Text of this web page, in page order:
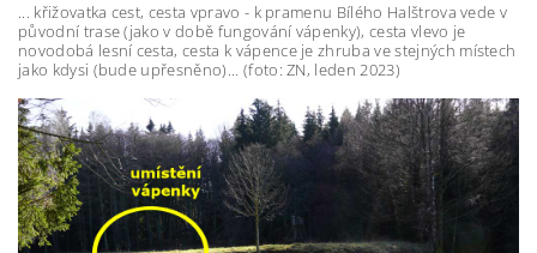
... křižovatka cest, cesta vpravo - k pramenu Bílého Halštrova vede v
původní trase (jako v době fungování vápenky), cesta vlevo je
novodobá lesní cesta, cesta k vápence je zhruba ve stejných místech
jako kdysi (bude upřesněno)... (foto: ZN, leden 2023)